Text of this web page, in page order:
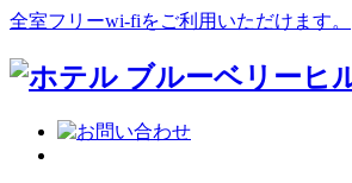
全室フリーwi-fiをご利用いただけます。